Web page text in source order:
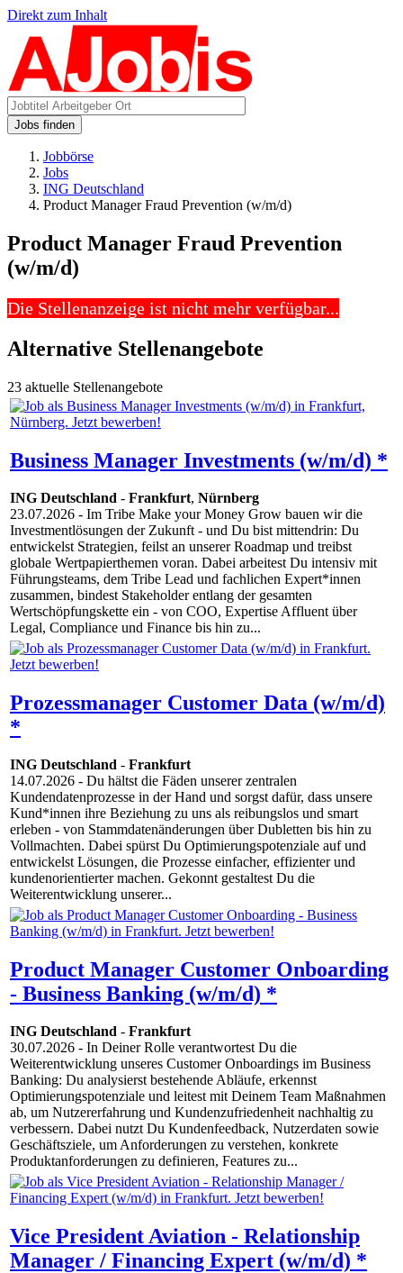
Direkt zum Inhalt
Jobs finden
Jobbörse
Jobs
ING Deutschland
Product Manager Fraud Prevention (w/m/d)
Product Manager Fraud Prevention
(w/m/d)
Die Stellenanzeige ist nicht mehr verfügbar...
Alternative Stellenangebote
23 aktuelle Stellenangebote
Business Manager Investments (w/m/d) *
ING Deutschland - Frankfurt, Nürnberg
23.07.2026 - Im Tribe Make your Money Grow bauen wir die
Investmentlösungen der Zukunft - und Du bist mittendrin: Du
entwickelst Strategien, feilst an unserer Roadmap und treibst
globale Wertpapierthemen voran. Dabei arbeitest Du intensiv mit
Führungsteams, dem Tribe Lead und fachlichen Expert*innen
zusammen, bindest Stakeholder entlang der gesamten
Wertschöpfungskette ein - von COO, Expertise Affluent über
Legal, Compliance und Finance bis hin zu...
Prozessmanager Customer Data (w/m/d)
*
ING Deutschland - Frankfurt
14.07.2026 - Du hältst die Fäden unserer zentralen
Kundendatenprozesse in der Hand und sorgst dafür, dass unsere
Kund*innen ihre Beziehung zu uns als reibungslos und smart
erleben - von Stammdatenänderungen über Dubletten bis hin zu
Vollmachten. Dabei spürst Du Optimierungspotenziale auf und
entwickelst Lösungen, die Prozesse einfacher, effizienter und
kundenorientierter machen. Gekonnt gestaltest Du die
Weiterentwicklung unserer...
Product Manager Customer Onboarding
- Business Banking (w/m/d) *
ING Deutschland - Frankfurt
30.07.2026 - In Deiner Rolle verantwortest Du die
Weiterentwicklung unseres Customer Onboardings im Business
Banking: Du analysierst bestehende Abläufe, erkennst
Optimierungspotenziale und leitest mit Deinem Team Maßnahmen
ab, um Nutzererfahrung und Kundenzufriedenheit nachhaltig zu
verbessern. Dabei nutzt Du Kundenfeedback, Nutzerdaten sowie
Geschäftsziele, um Anforderungen zu verstehen, konkrete
Produktanforderungen zu definieren, Features zu...
Vice President Aviation - Relationship
Manager / Financing Expert (w/m/d) *